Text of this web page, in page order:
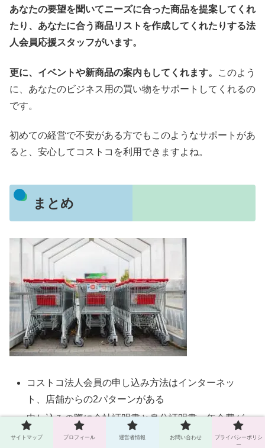
あなたの要望を聞いてニーズに合った商品を提案してくれ
たり、あなたに合う商品リストを作成してくれたりする法
人会員応援スタッフがいます。
更に、イベントや新商品の案内もしてくれます。
このよう
に、あなたのビジネス用の買い物をサポートしてくれるの
です。
初めての経営で不安がある方でもこのようなサポートがあ
ると、安心してコストコを利用できますよね。
まとめ
コストコ法人会員の申し込み方法はインターネッ
ト、店舗からの2パターンがある
申し込みの際に会社証明書と身分証明書、年会費が
必要になる
サイトマップ プロフィール 運営者情報 お問い合わせ
プライバシーポリシ
ー